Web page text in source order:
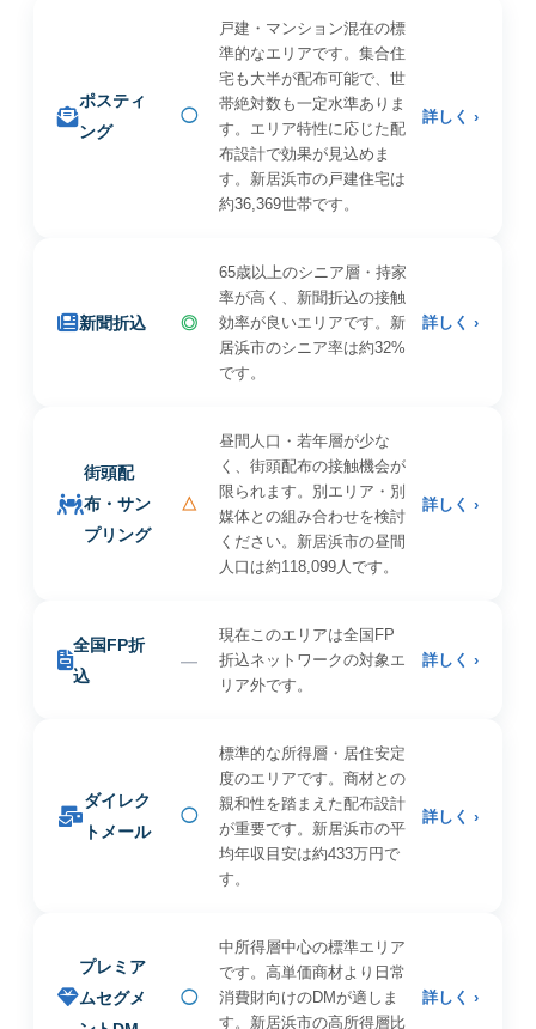
ポスティ
ング
◯
戸建・マンション混在の標
準的なエリアです。集合住
宅も大半が配布可能で、世
帯絶対数も一定水準ありま
す。エリア特性に応じた配
布設計で効果が見込めま
す。新居浜市の戸建住宅は
約36,369世帯です。
詳しく ›
新聞折込 ◎
65歳以上のシニア層・持家
率が高く、新聞折込の接触
効率が良いエリアです。新
居浜市のシニア率は約32%
です。
詳しく ›
街頭配
布・サン
プリング
△
昼間人口・若年層が少な
く、街頭配布の接触機会が
限られます。別エリア・別
媒体との組み合わせを検討
ください。新居浜市の昼間
人口は約118,099人です。
詳しく ›
全国FP折
込
—
現在このエリアは全国FP
折込ネットワークの対象エ
リア外です。
詳しく ›
ダイレク
トメール
◯
標準的な所得層・居住安定
度のエリアです。商材との
親和性を踏まえた配布設計
が重要です。新居浜市の平
均年収目安は約433万円で
す。
詳しく ›
プレミア
ムセグメ
◯
中所得層中心の標準エリア
です。高単価商材より日常
消費財向けのDMが適しま
す。新居浜市の高所得層比
詳しく ›